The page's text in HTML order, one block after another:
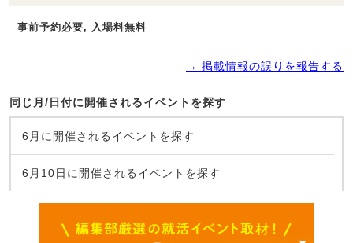
事前予約必要, 入場料無料
→ 掲載情報の誤りを報告する
同じ月/日付に開催されるイベントを探す
6月に開催されるイベントを探す
6月10日に開催されるイベントを探す